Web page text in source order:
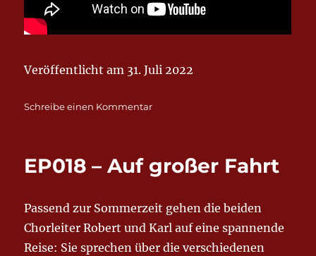
Veröffentlicht am 31. Juli 2022
Schreibe einen Kommentarzu
Bach,
abenteuerlicher
und
fürchterliches
EP018 – Auf großer Fahrt
Passend zur Sommerzeit gehen die beiden
Chorleiter Robert und Karl auf eine spannende
Reise: Sie sprechen über die verschiedenen